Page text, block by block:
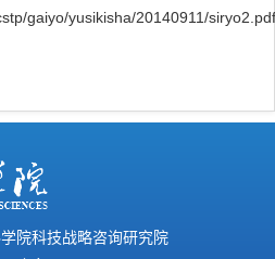
gaiyo/yusikisha/20140911/
院科技战略咨询研究院